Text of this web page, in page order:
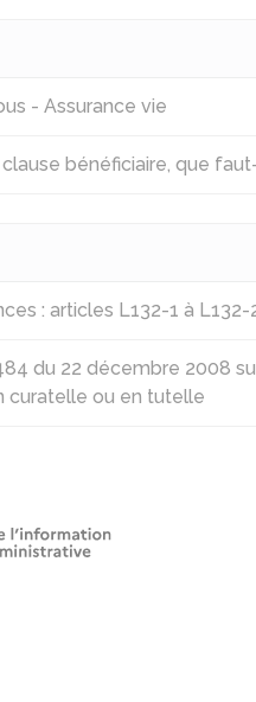
- Assurance vie
bénéficiaire, que
: articles L132-1 à L132-
du 22 décembre 2008
curatelle ou en tutelle